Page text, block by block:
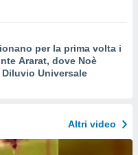
per la prima volta i
Ararat, dove Noè
Universale
Altri video